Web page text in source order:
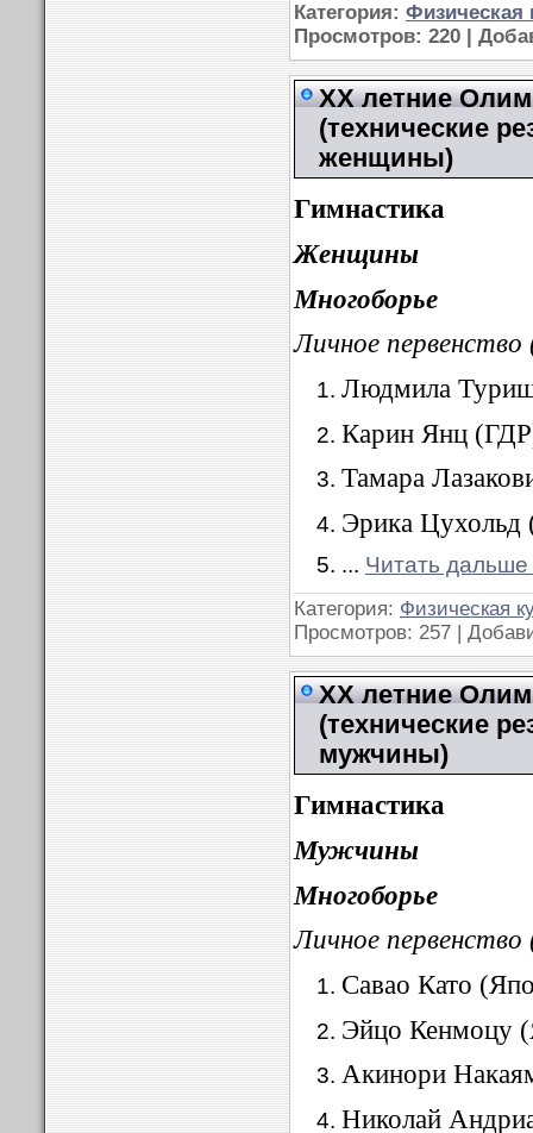
Категория: Физическая
Просмотров: 220 |
XX летние
(технические
женщины)
Гимнастика
Женщины
Многоборье
Личное
Людмила
Карин Янц
Тамара
Эрика
... Читать дальше
Категория: Физическая
Просмотров: 257 |
XX летние
(технические
мужчины)
Гимнастика
Мужчины
Многоборье
Личное
Савао Като
Эйцо Кенмоцу
Акинори
Николай